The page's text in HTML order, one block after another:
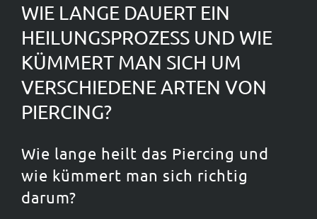
WIE LANGE DAUERT EIN
HEILUNGSPROZESS UND WIE
KÜMMERT MAN SICH UM
VERSCHIEDENE ARTEN VON
PIERCING?
Wie lange heilt das Piercing und
wie kümmert man sich richtig
darum?